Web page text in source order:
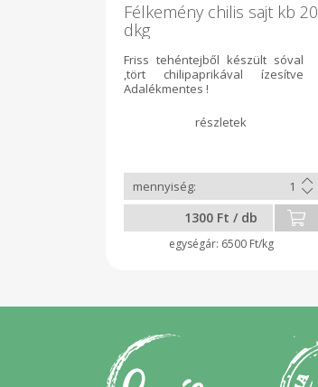
Félkemény chilis sajt kb 20
dkg
Friss tehéntejből készült sóval
,tört chilipaprikával ízesítve
Adalékmentes !
1300 Ft / db
6500 Ft/kg